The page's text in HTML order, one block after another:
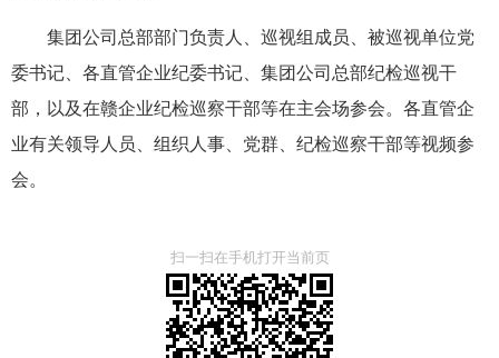
集团公司总部部门负责人、巡视组成员、被巡视单位党
委书记、各直管企业纪委书记、集团公司总部纪检巡视干
部，以及在赣企业纪检巡察干部等在主会场参会。各直管企
业有关领导人员、组织人事、党群、纪检巡察干部等视频参
会。
扫一扫在手机打开当前页